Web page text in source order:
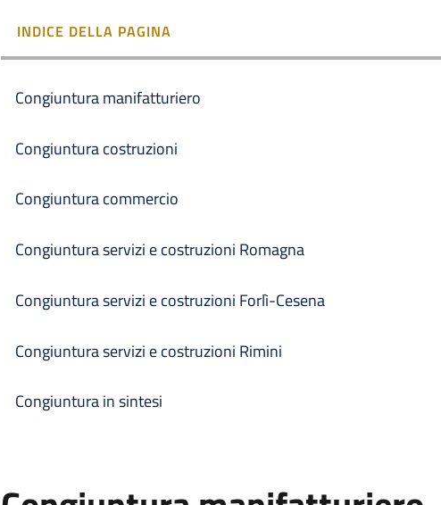
INDICE DELLA PAGINA
Congiuntura manifatturiero
Congiuntura costruzioni
Congiuntura commercio
Congiuntura servizi e costruzioni Romagna
Congiuntura servizi e costruzioni Forlì-Cesena
Congiuntura servizi e costruzioni Rimini
Congiuntura in sintesi